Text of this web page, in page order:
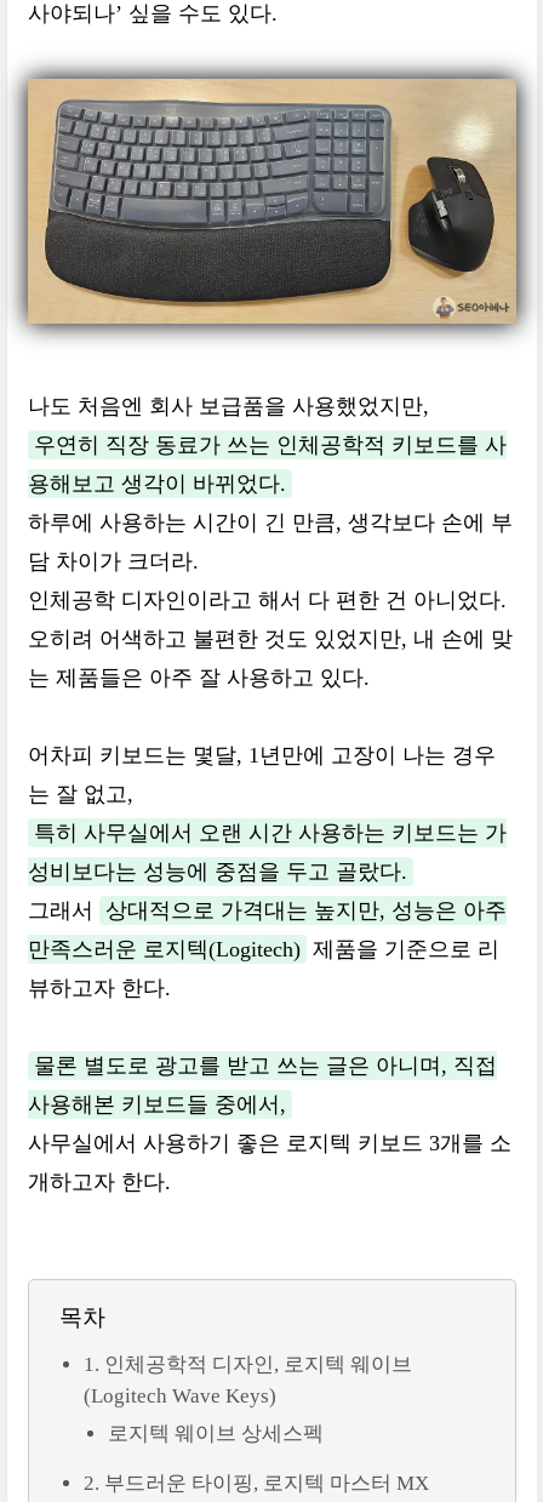
사야되나’ 싶을 수도 있다.
나도 처음엔 회사 보급품을 사용했었지만,
우연히 직장 동료가 쓰는 인체공학적 키보드를 사
용해보고 생각이 바뀌었다.
하루에 사용하는 시간이 긴 만큼, 생각보다 손에 부
담 차이가 크더라.
인체공학 디자인이라고 해서 다 편한 건 아니었다.
오히려 어색하고 불편한 것도 있었지만, 내 손에 맞
는 제품들은 아주 잘 사용하고 있다.
어차피 키보드는 몇달, 1년만에 고장이 나는 경우
는 잘 없고,
특히 사무실에서 오랜 시간 사용하는 키보드는 가
성비보다는 성능에 중점을 두고 골랐다.
그래서
상대적으로 가격대는 높지만, 성능은 아주
만족스러운 로지텍(Logitech) 제품을 기준으로 리
뷰하고자 한다.
물론 별도로 광고를 받고 쓰는 글은 아니며, 직접
사용해본 키보드들 중에서,
사무실에서 사용하기 좋은 로지텍 키보드 3개를 소
개하고자 한다.
목차
1. 인체공학적 디자인, 로지텍 웨이브
(Logitech Wave Keys)
로지텍 웨이브 상세스펙
2. 부드러운 타이핑, 로지텍 마스터 MX